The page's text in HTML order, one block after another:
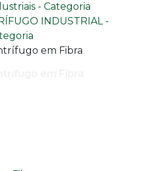
- Categoria
INDUSTRIAL -
em Fibra